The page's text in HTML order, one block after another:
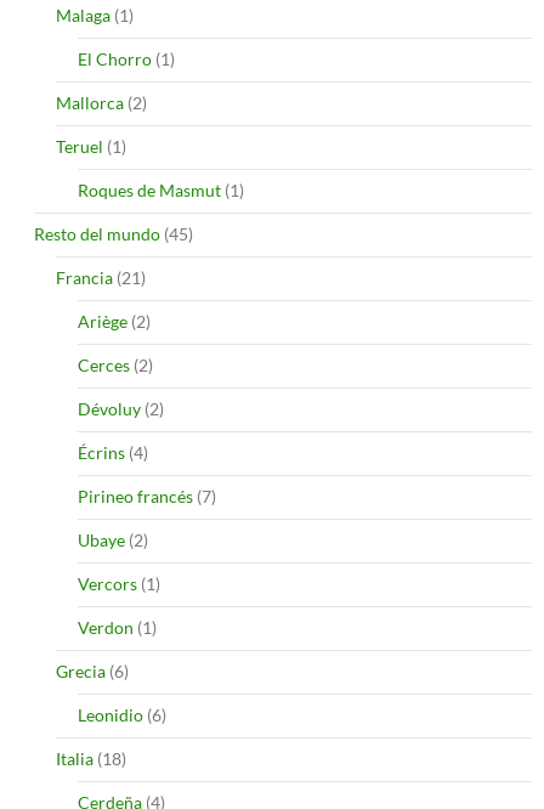
Malaga (1)
El Chorro (1)
Mallorca (2)
Teruel (1)
Roques de Masmut (1)
Resto del mundo (45)
Francia (21)
Ariège (2)
Cerces (2)
Dévoluy (2)
Écrins (4)
Pirineo francés (7)
Ubaye (2)
Vercors (1)
Verdon (1)
Grecia (6)
Leonidio (6)
Italia (18)
Cerdeña (4)